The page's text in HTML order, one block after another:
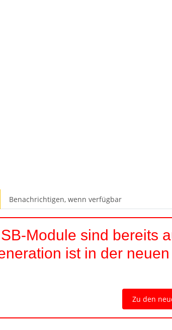
Benachrichtigen, wenn verfügbar
Module sind bereits
ist in der
Zu den